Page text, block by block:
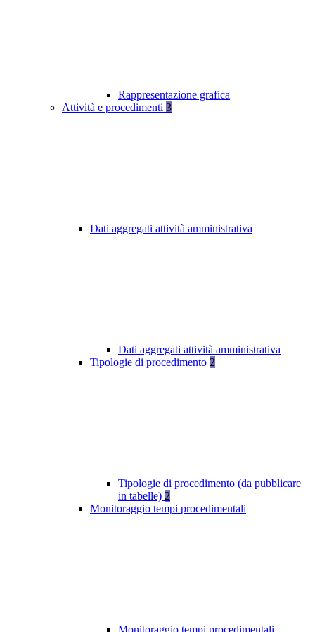
Rappresentazione grafica
Attività e procedimenti 3
Dati aggregati attività amministrativa
Dati aggregati attività amministrativa
Tipologie di procedimento 2
Tipologie di procedimento (da pubblicare
in tabelle) 2
Monitoraggio tempi procedimentali